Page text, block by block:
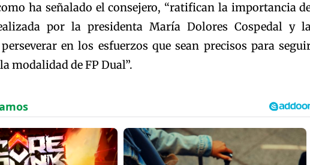
ha señalado el consejero, “ratifican la importancia
por la presidenta María Dolores Cospedal y
en los esfuerzos que sean precisos para
modalidad de FP Dual”.